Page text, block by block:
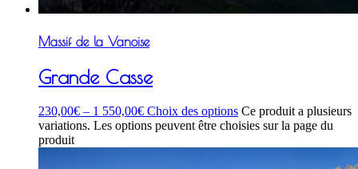
Massif de la Vanoise
Grande Casse
230,00€ – 1 550,00€ Choix des options Ce produit a plusieurs
variations. Les options peuvent être choisies sur la page du
produit